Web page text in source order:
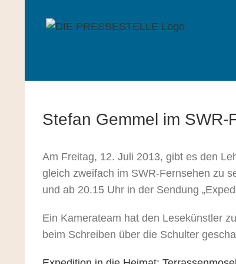
Stefan Gemmel im SWR-
Am Freitag, 12. Juli 2013, gibt es den
gleich zweifach im SWR-Fernsehen zu
und ab 20.15 Uhr in der Sendung
Ein Kamerateam hat den Lesekünstler
beim Schreiben über die Schulter